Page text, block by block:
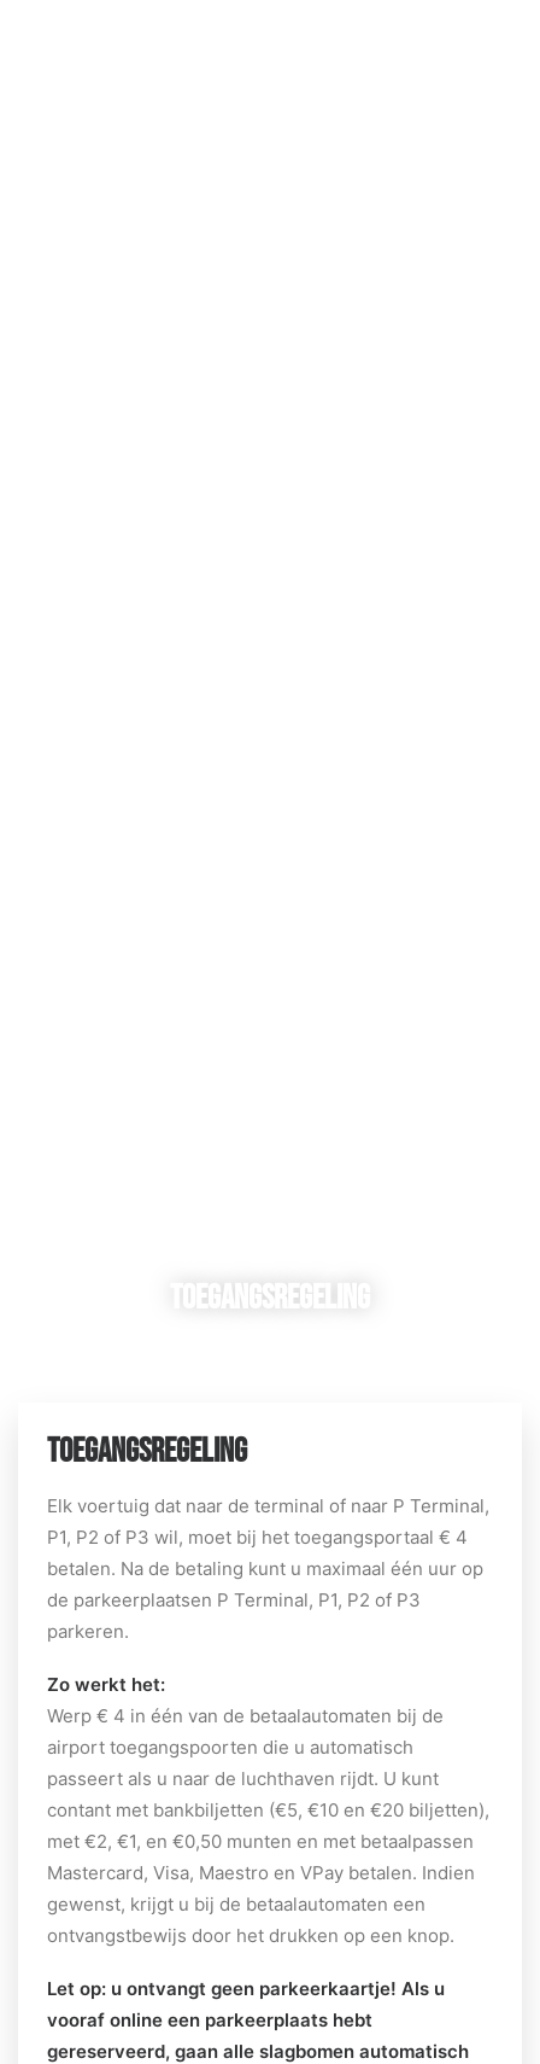
Toegangsregeling
TOEGANGSREGELING
Elk voertuig dat naar de terminal of naar P Terminal,
P1, P2 of P3 wil, moet bij het toegangsportaal € 4
betalen. Na de betaling kunt u maximaal één uur op
de parkeerplaatsen P Terminal, P1, P2 of P3
parkeren.
Zo werkt het:
Werp € 4 in één van de betaalautomaten bij de
airport toegangspoorten die u automatisch
passeert als u naar de luchthaven rijdt. U kunt
contant met bankbiljetten (€5, €10 en €20 biljetten),
met €2, €1, en €0,50 munten en met betaalpassen
Mastercard, Visa, Maestro en VPay betalen. Indien
gewenst, krijgt u bij de betaalautomaten een
ontvangstbewijs door het drukken op een knop.
Let op: u ontvangt geen parkeerkaartje! Als u
vooraf online een parkeerplaats hebt
gereserveerd, gaan alle slagbomen automatisch